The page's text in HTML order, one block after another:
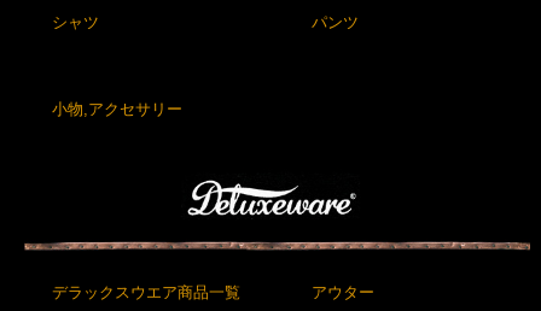
シャツ パンツ
小物,アクセサリー
デラックスウエア商品一覧 アウター